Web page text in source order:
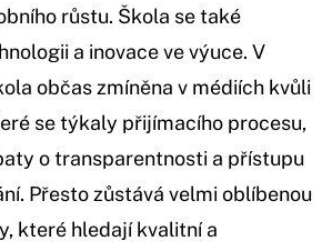
růstu. Škola se také
a inovace ve výuce. V
občas zmíněna v médiích kvůli
se týkaly přijímacího procesu,
o transparentnosti a přístupu
Přesto zůstává velmi oblíbenou
které hledají kvalitní a